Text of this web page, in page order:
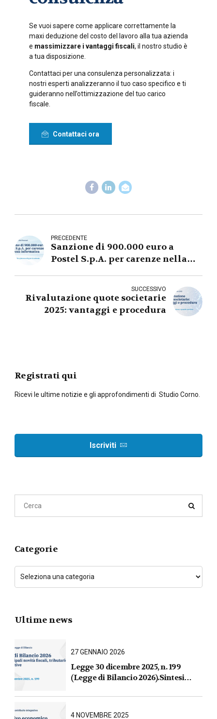
Se vuoi sapere come applicare correttamente la
maxi deduzione del costo del lavoro alla tua azienda
e massimizzare i vantaggi fiscali, il nostro studio è
a tua disposizione.
Contattaci per una consulenza personalizzata: i
nostri esperti analizzeranno il tuo caso specifico e ti
guideranno nell’ottimizzazione del tuo carico
fiscale.
Contattaci ora
PRECEDENTE
Sanzione di 900.000 euro a
Postel S.p.A. per carenze nella
SUCCESSIVO
Rivalutazione quote societarie
2025: vantaggi e procedura
Registrati qui
Ricevi le ultime notizie e gli approfondimenti di Studio Corno.
Iscriviti
Categorie
Ultime news
27 GENNAIO 2026
Legge 30 dicembre 2025, n. 199
(Legge di Bilancio 2026).Sintesi
fiscali, tributarie, contributive e per
4 NOVEMBRE 2025